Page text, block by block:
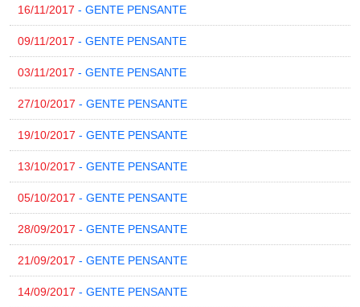
16/11/2017 - GENTE PENSANTE
09/11/2017 - GENTE PENSANTE
03/11/2017 - GENTE PENSANTE
27/10/2017 - GENTE PENSANTE
19/10/2017 - GENTE PENSANTE
13/10/2017 - GENTE PENSANTE
05/10/2017 - GENTE PENSANTE
28/09/2017 - GENTE PENSANTE
21/09/2017 - GENTE PENSANTE
14/09/2017 - GENTE PENSANTE